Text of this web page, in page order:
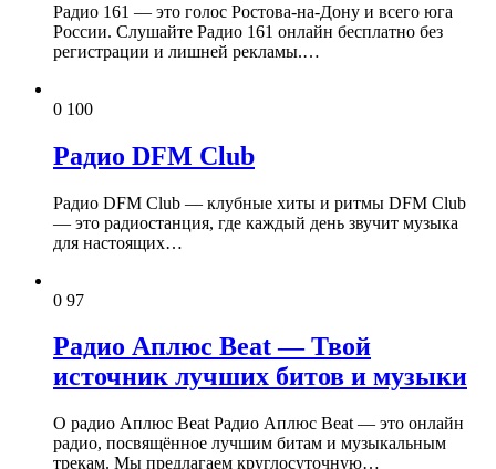
Радио 161 — это голос Ростова-на-Дону и всего юга
России. Слушайте Радио 161 онлайн бесплатно без
регистрации и лишней рекламы.…
0 100
Радио DFM Club
Радио DFM Club — клубные хиты и ритмы DFM Club
— это радиостанция, где каждый день звучит музыка
для настоящих…
0 97
Радио Аплюс Beat — Твой
источник лучших битов и музыки
О радио Аплюс Beat Радио Аплюс Beat — это онлайн
радио, посвящённое лучшим битам и музыкальным
трекам. Мы предлагаем круглосуточную…